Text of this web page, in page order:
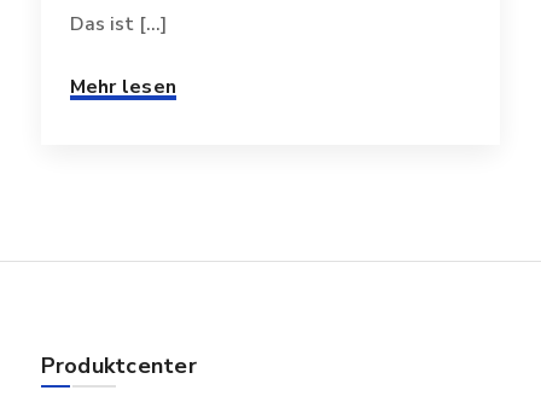
Das ist [...]
Mehr lesen
Produktcenter